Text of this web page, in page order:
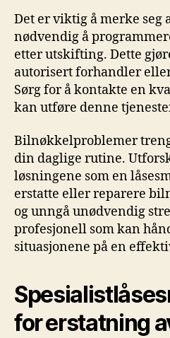
Det er viktig å merke seg
nødvendig å
etter utskifting. Dette
autorisert⁣ forhandler‌
Sørg for å kontakte en
kan utføre denne
Bilnøkkelproblemer⁤
din ‌daglige rutine.
løsningene som en
⁤erstatte eller reparere
og unngå ⁢unødvendig‍
profesjonell som kan
situasjonene på en
for⁢ erstatning‍